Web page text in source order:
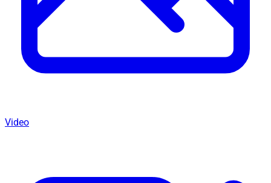
Video